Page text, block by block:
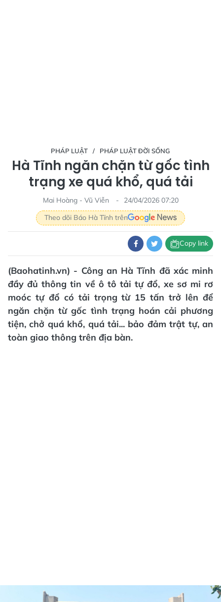
PHÁP LUẬT PHÁP LUẬT ĐỜI SỐNG
Hà Tĩnh ngăn chặn từ gốc tình
trạng xe quá khổ, quá tải
Mai Hoàng - Vũ Viễn
24/04/2026 07:20
Theo dõi Báo Hà Tĩnh trên
Copy link
(Baohatinh.vn) - Công an Hà Tĩnh đã xác minh
đầy đủ thông tin về ô tô tải tự đổ, xe sơ mi rơ
moóc tự đổ có tải trọng từ 15 tấn trở lên để
ngăn chặn từ gốc tình trạng hoán cải phương
tiện, chở quá khổ, quá tải... bảo đảm trật tự, an
toàn giao thông trên địa bàn.